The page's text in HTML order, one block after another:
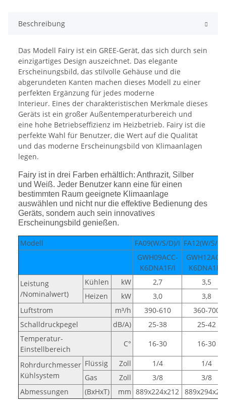
Beschreibung
Das Modell Fairy ist ein GREE-Gerät, das sich durch sein
einzigartiges Design auszeichnet. Das elegante
Erscheinungsbild, das stilvolle Gehäuse und die
abgerundeten Kanten machen dieses Modell zu einer
perfekten Ergänzung für jedes moderne
Interieur. Eines der charakteristischen Merkmale dieses
Geräts ist ein großer Außentemperaturbereich und
eine hohe Betriebseffizienz im Heizbetrieb. Fairy ist die
perfekte Wahl für Benutzer, die Wert auf die Qualität
und das moderne Erscheinungsbild von Klimaanlagen
legen.
Fairy ist in drei Farben erhältlich: Anthrazit, Silber
und Weiß. Jeder Benutzer kann eine für einen
bestimmten Raum geeignete Klimaanlage
auswählen und nicht nur die effektive Bedienung des
Geräts, sondern auch sein innovatives
Erscheinungsbild genießen.
Modell FA09(W/S/D)/I FA12(W/S/
GWH09ACC-
K6DNA1F/I
K6DNA1F/I
Leistung
/Nominalwert)
Kühlen kW 2,7
3,5
Heizen
kW 3,0
3,8
Luftstrom
m³/h 390-610
360-700
Schalldruckpegel
dB/A) 25-38
25-42
Temperatur-
Einstellbereich
C° 16-30 16-30
Rohrdurchmesser
Kühlsystem
Flüssig Zoll 1/4
1/4
Gas
Zoll 3/8
3/8
Abmessungen
(BxHxT) mm 889x224x212